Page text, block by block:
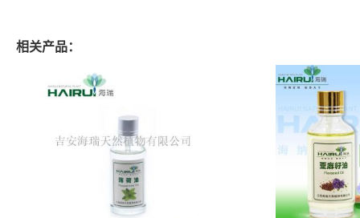
相关产品：